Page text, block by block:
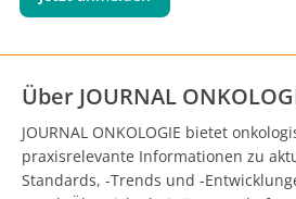
Über JOURNAL
JOURNAL ONKOLOGIE bietet
praxisrelevante Informationen zu
Standards, -Trends und -